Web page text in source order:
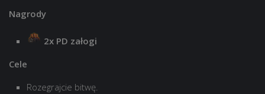
Nagrody
2x PD załogi
Cele
Rozegrajcie bitwę.